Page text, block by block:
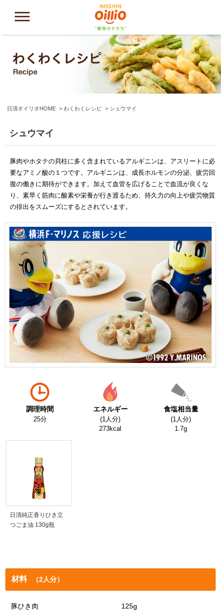
日清オイリオHOME わくわくレシピ シュウマイ
シュウマイ
豚肉やホタテの貝柱に多く含まれているアルギニンは、アスリートに必
要なアミノ酸の１つです。アルギニンは、成長ホルモンの分泌、疲労回
復の働きに期待ができます。加えて血管を広げることで血流が良くな
り、素早く筋肉に酸素や栄養が行き渡るため、持久力の向上や疲労物質
の排出をスムーズにするとされています。
調理時間
25分
エネルギー
(1人分)
273kcal
食塩相当量
(1人分)
1.7g
日清純正香りひき立
つごま油 130g瓶
材料 （2人分）
豚ひき肉 125g